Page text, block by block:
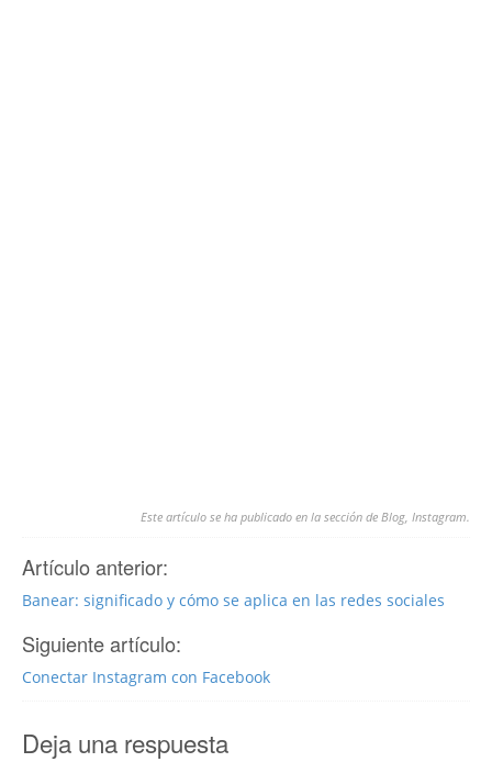
Este artículo se ha publicado en la sección de Blog Instagram
Artículo anterior:
Banear: significado y cómo se aplica en las redes sociales
Siguiente artículo:
Conectar Instagram con Facebook
Deja una respuesta